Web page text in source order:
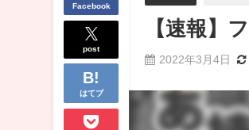
Facebook
post
はてブ
【速報】
2022年3月4日